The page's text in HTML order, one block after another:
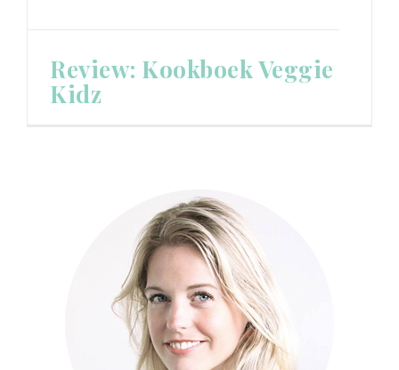
Review: Kookboek Veggie
Kidz